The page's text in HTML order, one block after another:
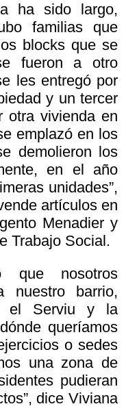
ha sido largo,
familias que
blocks que se
fueron a otro
les entregó por
y un tercer
otra vivienda en
emplazó en los
demolieron los
en el año
unidades”,
artículos en
Menadier y
Trabajo Social.
que nosotros
nuestro barrio,
el Serviu y la
queríamos
o sedes
una zona de
pudieran
dice Viviana